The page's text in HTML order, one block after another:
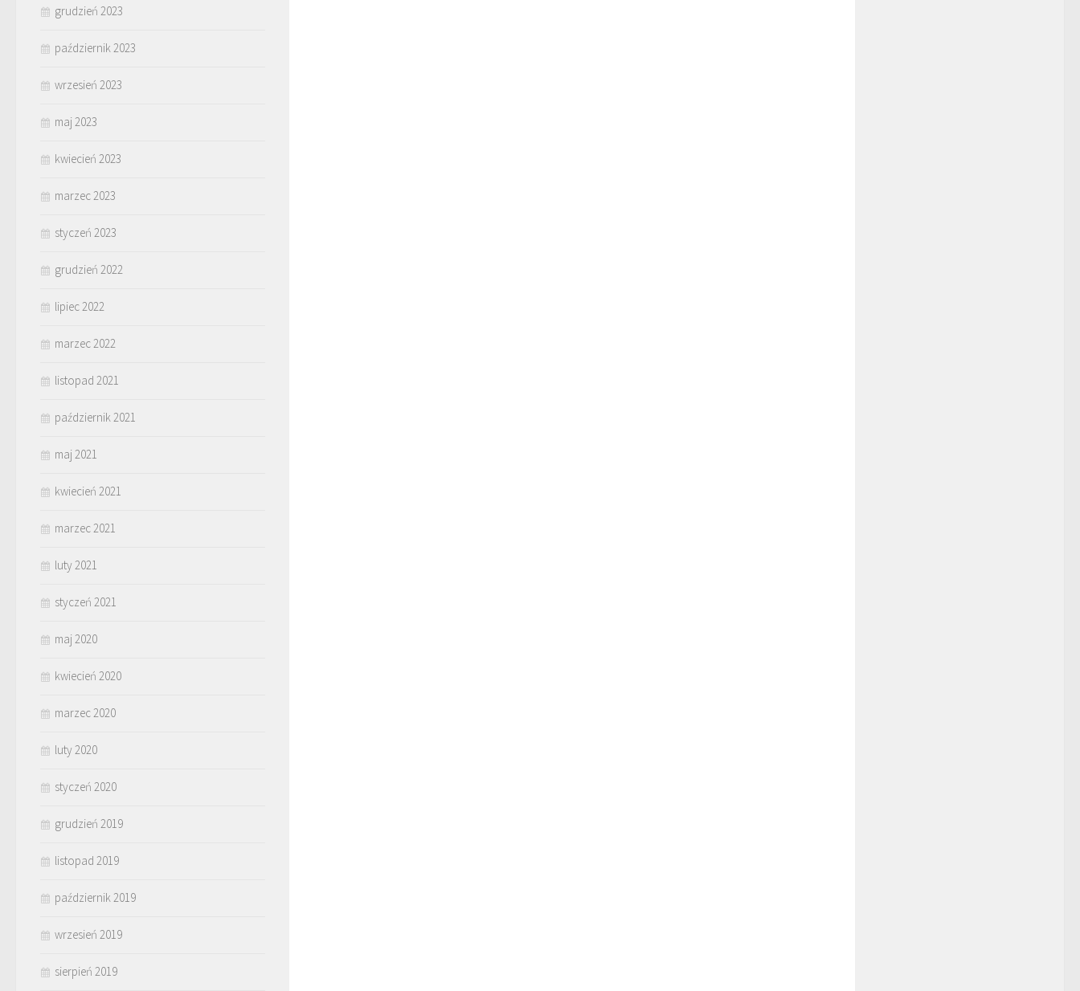
grudzień 2023
październik 2023
wrzesień 2023
maj 2023
kwiecień 2023
marzec 2023
styczeń 2023
grudzień 2022
lipiec 2022
marzec 2022
listopad 2021
październik 2021
maj 2021
kwiecień 2021
marzec 2021
luty 2021
styczeń 2021
maj 2020
kwiecień 2020
marzec 2020
luty 2020
styczeń 2020
grudzień 2019
listopad 2019
październik 2019
wrzesień 2019
sierpień 2019